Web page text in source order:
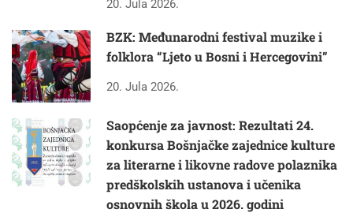
20. Jula 2026.
BZK: Međunarodni festival muzike i
folklora “Ljeto u Bosni i Hercegovini”
20. Jula 2026.
Saopćenje za javnost: Rezultati 24.
konkursa Bošnjačke zajednice kulture
za literarne i likovne radove polaznika
predškolskih ustanova i učenika
osnovnih škola u 2026. godini